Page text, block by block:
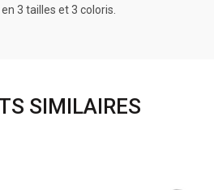
3 tailles et 3 coloris.
SIMILAIRES